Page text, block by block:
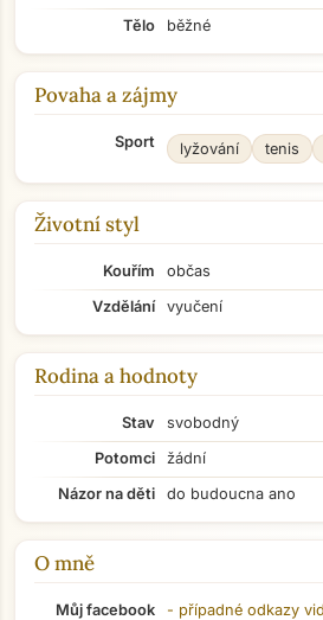
Tělo
běžné
Povaha a zájmy
Sport lyžování tenis
Životní styl
Kouřím
občas
Vzdělání
vyučení
Rodina a hodnoty
Stav
svobodný
Potomci
žádní
Názor na děti
do budoucna ano
O mně
Můj facebook - případné odkazy